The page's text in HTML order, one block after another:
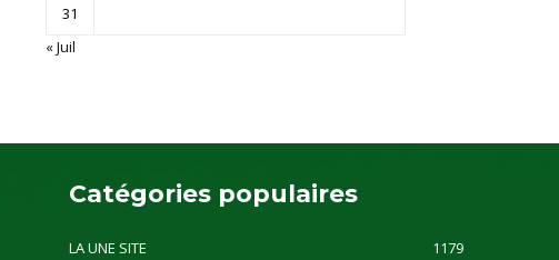
31
« Juil
Catégories populaires
LA UNE SITE
1179